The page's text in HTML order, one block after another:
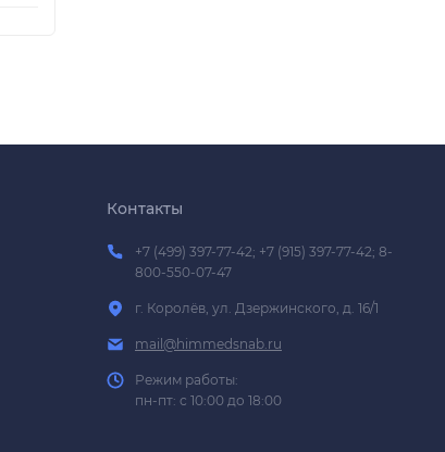
Контакты
+7 (499) 397-77-42; +7 (915) 397-77-42; 8-
800-550-07-47
г. Королёв, ул. Дзержинского, д. 16/1
mail@himmedsnab.ru
Режим работы:
пн-пт: с 10:00 до 18:00